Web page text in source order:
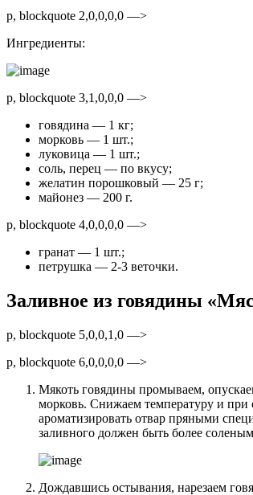
p, blockquote 2,0,0,0,0 —>
Ингредиенты:
p, blockquote 3,1,0,0,0 —>
говядина — 1 кг;
морковь — 1 шт.;
луковица — 1 шт.;
соль, перец — по вкусу;
желатин порошковый — 25 г;
майонез — 200 г.
p, blockquote 4,0,0,0,0 —>
гранат — 1 шт.;
петрушка — 2-3 веточки.
Заливное из говядины
p, blockquote 5,0,0,1,0 —>
p, blockquote 6,0,0,0,0 —>
Мякоть говядины промываем,
морковь. Снижаем температуру и
ароматизировать отвар пряными
заливного должен быть более
Дождавшись остывания, нарезаем